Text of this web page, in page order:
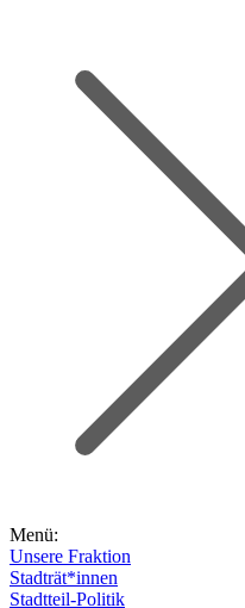
Menü:
Unsere Fraktion
Stadträt*innen
Stadtteil-Politik